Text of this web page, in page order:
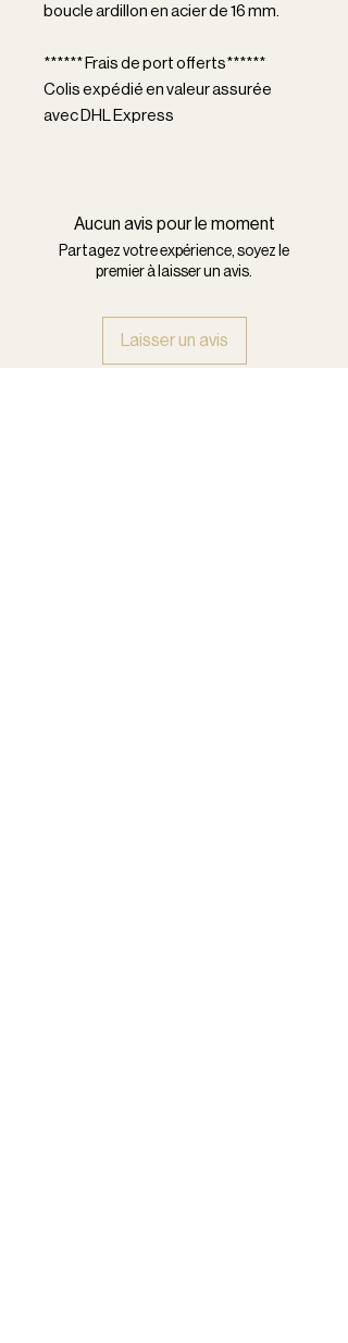
boucle ardillon en acier de 16 mm.
****** Frais de port offerts******
Colis expédié en valeur assurée
avec DHL Express
Aucun avis pour le moment
Partagez votre expérience, soyez le
premier à laisser un avis.
Laisser un avis